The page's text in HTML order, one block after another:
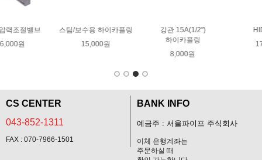
강관 15A(1/2")
HIDR 소켓
HIDR V/S 스텐강관용
CS CENTER
043-852-1311
FAX : 070-7966-1501
BANK INFO
예금주 : 서울파이프 주식회사
이체 은행계좌는
주문하실 때